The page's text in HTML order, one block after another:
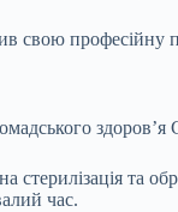
професійну
та
час.